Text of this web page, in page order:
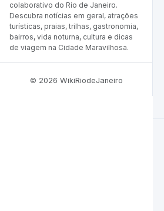
colaborativo do Rio de Janeiro.
Descubra notícias em geral, atrações
turísticas, praias, trilhas, gastronomia,
bairros, vida noturna, cultura e dicas
de viagem na Cidade Maravilhosa.
© 2026 WikiRiodeJaneiro